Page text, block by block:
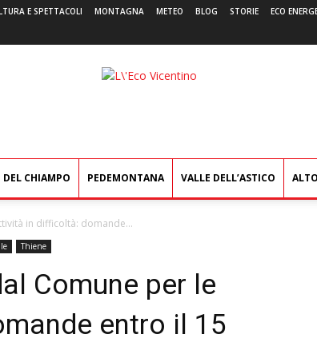
E SPETTACOLI MONTAGNA METEO BLOG STORIE ECO
L'Eco
DEL CHIAMPO PEDEMONTANA VALLE DELL’ASTICO
in difficoltà: domande...
Thiene
Comune per le
entro il 15